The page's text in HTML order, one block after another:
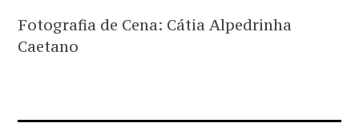
Fotografia de Cena: Cátia Alpedrinha
Caetano